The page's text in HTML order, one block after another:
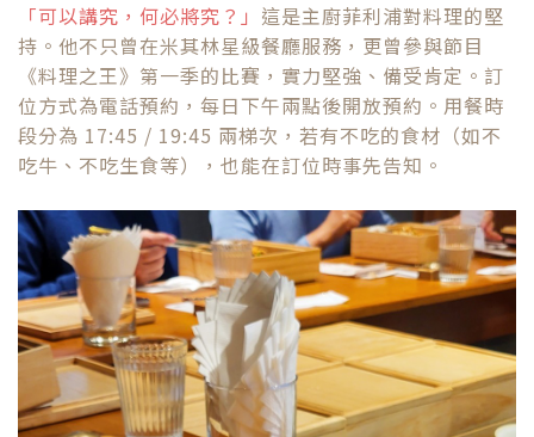
「可以講究，何必將究？」 這是主廚菲利浦對料理的堅
持。他不只曾在米其林星級餐廳服務，更曾參與節目
《料理之王》第一季的比賽，實力堅強、備受肯定。訂
位方式為電話預約，每日下午兩點後開放預約。用餐時
段分為 17:45 / 19:45 兩梯次，若有不吃的食材（如不
吃牛、不吃生食等），也能在訂位時事先告知。